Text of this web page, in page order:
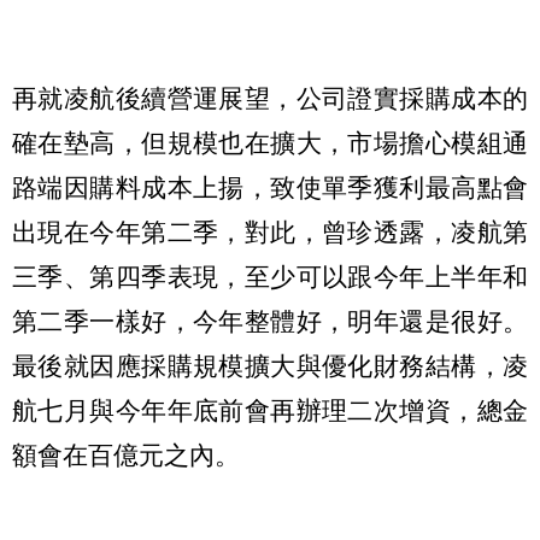
再就凌航後續營運展望，公司證實採購成本的
確在墊高，但規模也在擴大，市場擔心模組通
路端因購料成本上揚，致使單季獲利最高點會
出現在今年第二季，對此，曾珍透露，凌航第
三季、第四季表現，至少可以跟今年上半年和
第二季一樣好，今年整體好，明年還是很好。
最後就因應採購規模擴大與優化財務結構，凌
航七月與今年年底前會再辦理二次增資，總金
額會在百億元之內。